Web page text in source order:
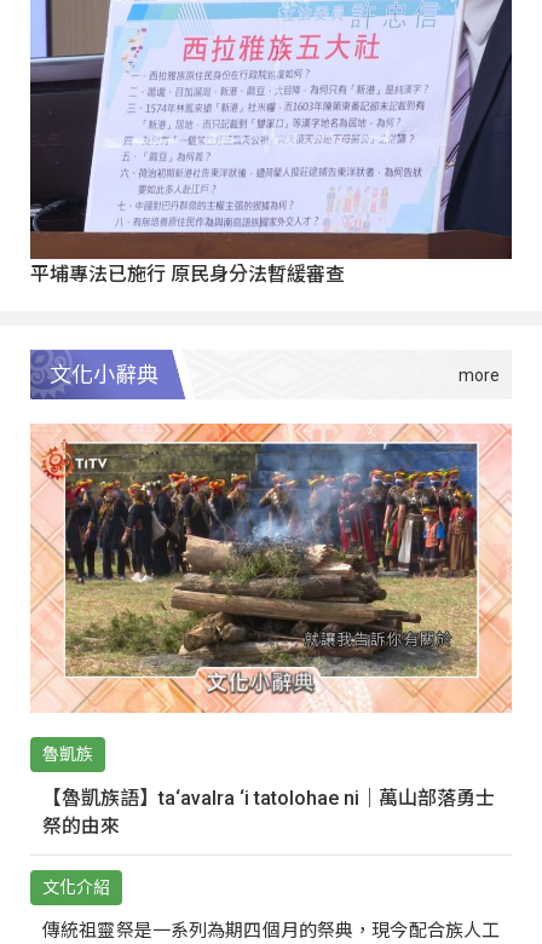
平埔專法已施行 原民身分法暫緩審查
文化小辭典
魯凱族
【魯凱族語】ta‘avalra ‘i tatolohae ni｜萬山部落勇士
祭的由來
文化介紹
傳統祖靈祭是一系列為期四個月的祭典，現今配合族人工